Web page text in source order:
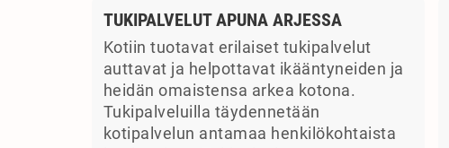
TUKIPALVELUT APUNA ARJESSA
Kotiin tuotavat erilaiset tukipalvelut
auttavat ja helpottavat ikääntyneiden ja
heidän omaistensa arkea kotona.
Tukipalveluilla täydennetään
kotipalvelun antamaa henkilökohtaista